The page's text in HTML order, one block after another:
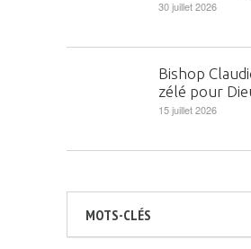
30 juillet 2026
Bishop
zélé pour
15 juillet 2026
MOTS-CLÉS